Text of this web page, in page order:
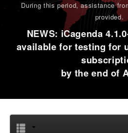
During this period,assistance
provided.
NEWS: iCagenda
available for testing for
by the end of